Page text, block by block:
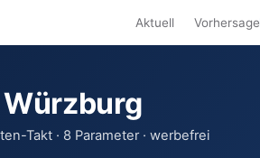
Aktuell Vorhersage
Takt · 8 Parameter · werbefrei